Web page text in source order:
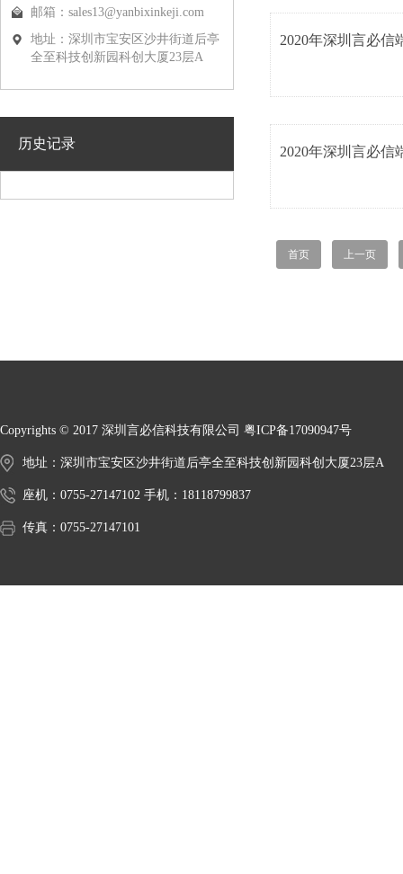
邮箱： sales13@yanbixinkeji.com
地址：深圳市宝安区沙井街道后亭
全至科技创新园科创大厦23层A
历史记录
2020年深圳言必信
2020年深圳言必信
首页 上一页
Copyrights © 2017 深圳言必信科技有限公司 粤ICP备17090947号
地址：深圳市宝安区沙井街道后亭全至科技创新园科创大厦23层A
座机：0755-27147102 手机：18118799837
传真：0755-27147101